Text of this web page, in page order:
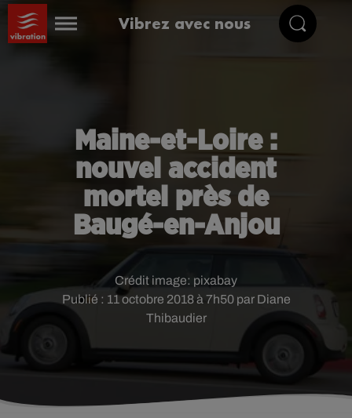
Vibrez avec nous
Maine-et-Loire :
nouvel accident
mortel près de
Baugé-en-Anjou
Publié : 11 octobre 2018 à 7h50 par Diane
Thibaudier
Crédit image: pixabay